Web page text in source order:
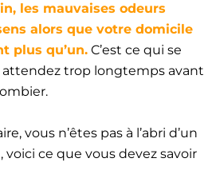
les mauvaises odeurs
alors que votre domicile
plus qu’un. C’est ce qui se
trop longtemps avant
vous n’êtes pas à l’abri d’un
ce que vous devez savoir